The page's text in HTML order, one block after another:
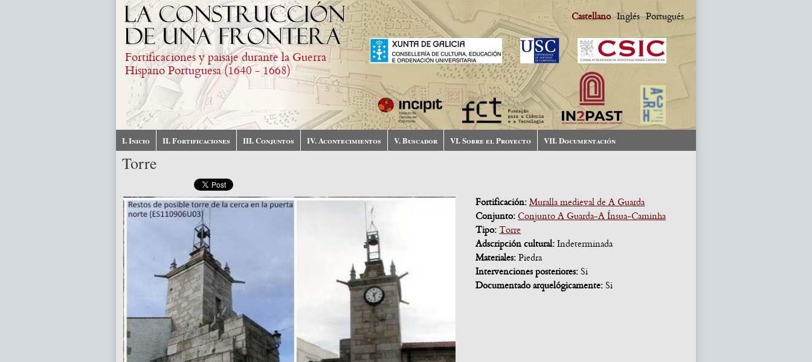
Fortificaciones y paisaje durante la Guerra
Hispano Portuguesa (1640 - 1668)
Castellano Inglés Portugués
I. Inicio II. Fortificaciones III. Conjuntos IV. Acontecimientos V. Buscador VI. Sobre el Proyecto VII. Documentación
Torre
Fortificación: Muralla medieval de A Guarda
Conjunto: Conjunto A Guarda-A Ínsua-Caminha
Tipo: Torre
Adscripción cultural: Indeterminada
Materiales: Piedra
Intervenciones posteriores: Si
Documentado arquelógicamente: Si